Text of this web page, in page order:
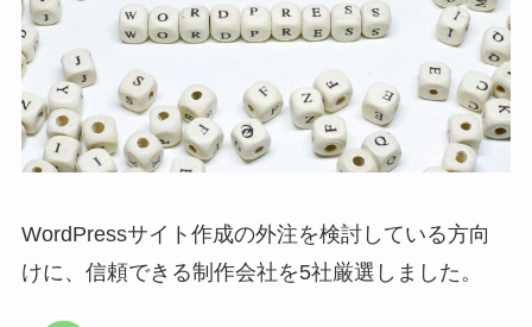
WordPressサイト作成の外注を検討している方向
けに、信頼できる制作会社を5社厳選しました。